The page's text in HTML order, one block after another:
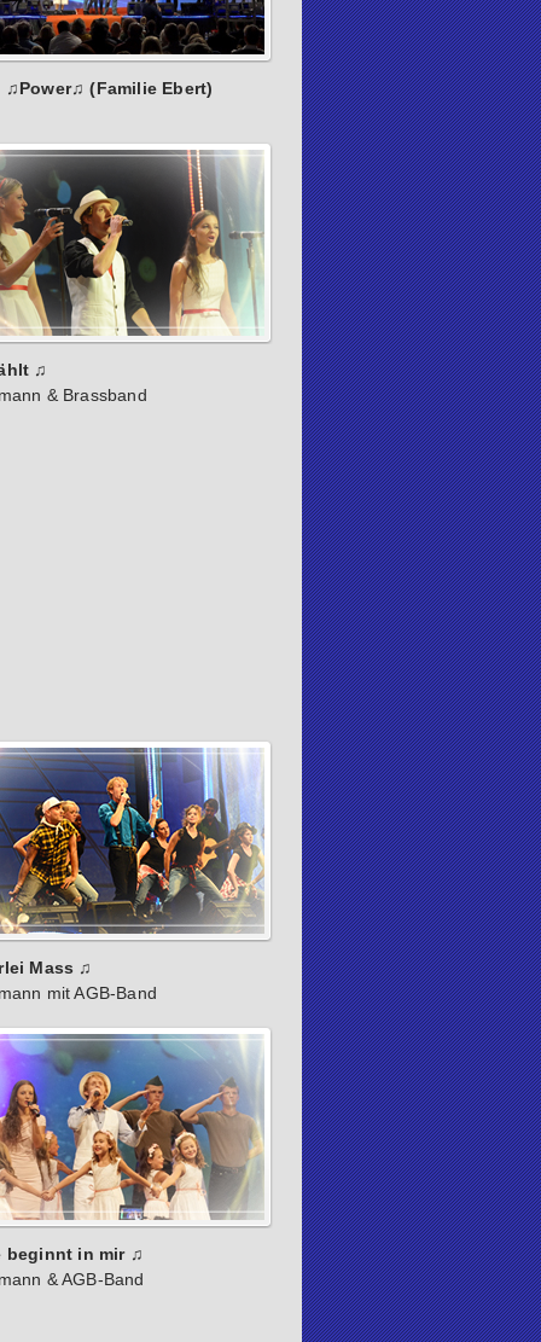
♫Power♫ (Familie Ebert)
♫
& Brassband
Mass ♫
mit AGB-Band
beginnt in mir ♫
& AGB-Band